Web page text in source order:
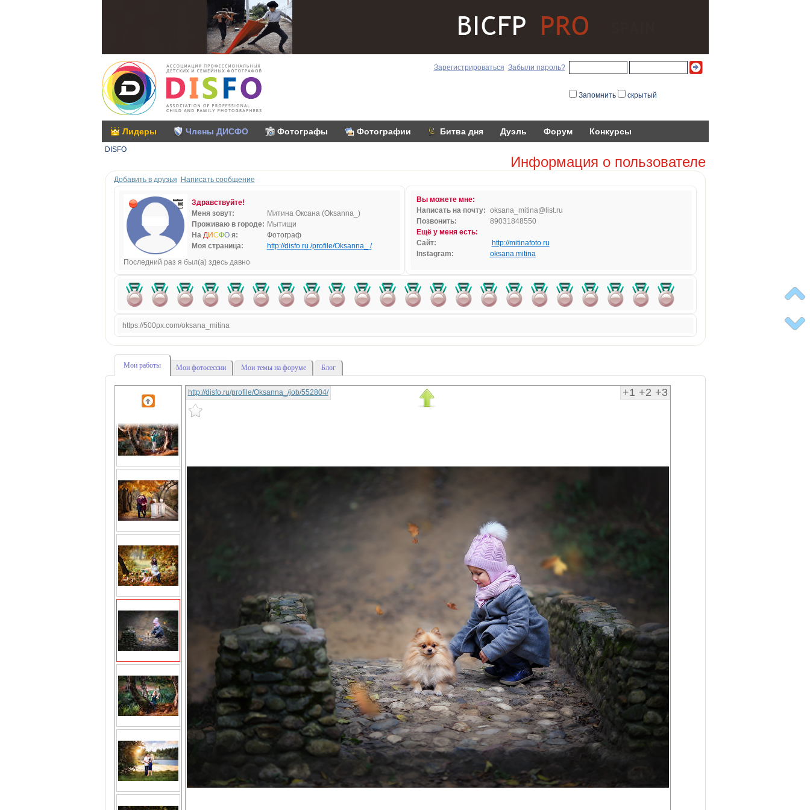
Зарегистрироваться Забыли пароль?
Запомнить скрытый
Лидеры Члены ДИСФО Фотографы Фотографии Битва дня Дуэль Форум Конкурсы
DISFO
Информация о пользователе
Добавить в друзья Написать сообщение
Здравствуйте!
Меня зовут:
Митина Оксана (Oksanna_)
Проживаю в городе: Мытищи
На ДИСФОя:
Фотограф
Моя страница:
http://disfo.ru /profile/Oksanna_ /
Последний раз я был(а) здесь давно
Вы можете мне:
Написать на почту: o ksana_mitina@l ist.ru
Позвонить:
89031848550
Ещё у меня есть:
Сайт:
http://mitinafoto.ru
Instagram:
oksana.mitina
https://500px.com/oksana_mitina
Мои работы Мои фотосессии Мои темы на форуме Блог
+1 +2 +3
http://disfo.ru/profile/Oksanna_/job/552804/